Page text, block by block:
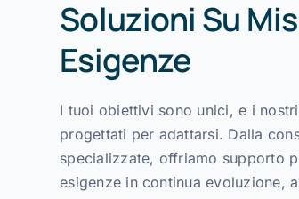
Soluzioni Su
Esigenze
I tuoi obiettivi sono unici, e i
progettati per adattarsi. Dalla
specializzate, offriamo supporto
esigenze in continua evoluzione,